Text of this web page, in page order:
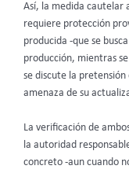
Así, la medida cautelar
requiere protección
producida -que se
producción, mientras
se discute la
amenaza de su
La verificación de
la autoridad
concreto -aun cuando